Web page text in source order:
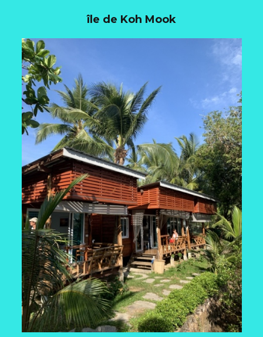
île de Koh Mook